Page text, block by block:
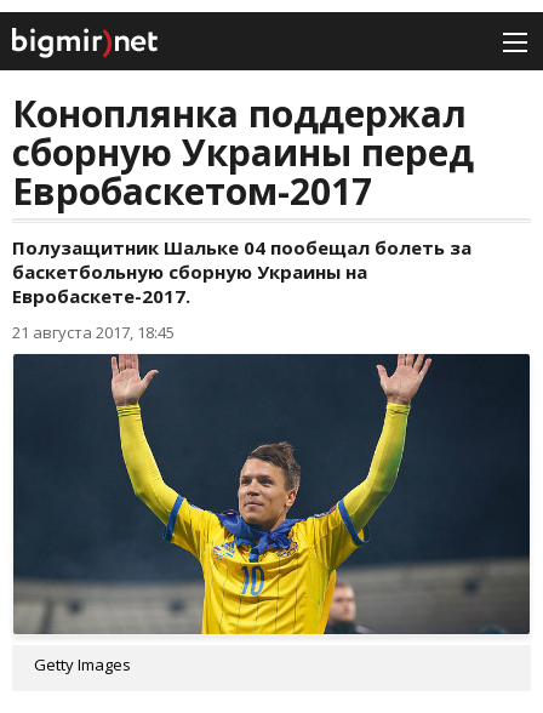
Коноплянка поддержал
сборную Украины перед
Евробаскетом-2017
Полузащитник Шальке 04 пообещал болеть за
баскетбольную сборную Украины на
Евробаскете-2017.
21 августа 2017, 18:45
Getty Images